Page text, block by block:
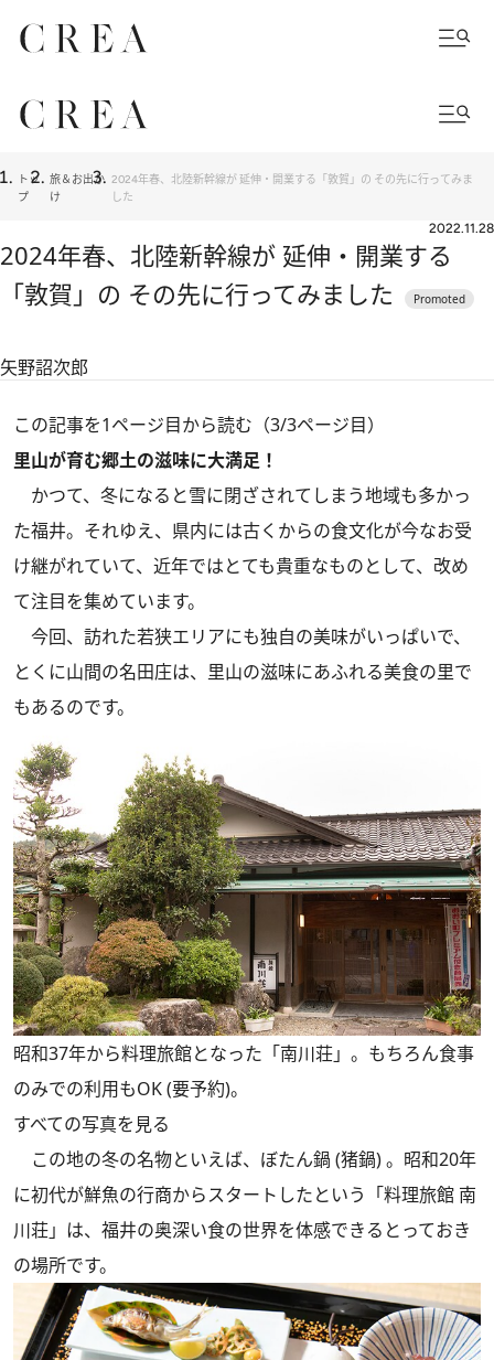
トッ
プ
旅＆お出か
け
2024年春、北陸新幹線が 延伸・開業する「敦賀」の その先に行ってみま
した
2022.11.28
2024年春、北陸新幹線が 延伸・開業する
「敦賀」の その先に行ってみました
矢野詔次郎
この記事を1ページ目から読む（3/3ページ目）
里山が育む郷土の滋味に大満足！
かつて、冬になると雪に閉ざされてしまう地域も多かっ
た福井。それゆえ、県内には古くからの食文化が今なお受
け継がれていて、近年ではとても貴重なものとして、改め
て注目を集めています。
今回、訪れた若狭エリアにも独自の美味がいっぱいで、
とくに山間の名田庄は、里山の滋味にあふれる美食の里で
もあるのです。
昭和37年から料理旅館となった「南川荘」。もちろん食事
のみでの利用もOK (要予約)。
すべての写真を見る
この地の冬の名物といえば、ぼたん鍋 (猪鍋) 。昭和20年
に初代が鮮魚の行商からスタートしたという「料理旅館 南
川荘」は、福井の奥深い食の世界を体感できるとっておき
の場所です。